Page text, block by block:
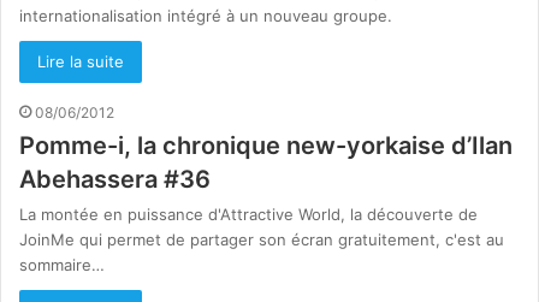
internationalisation intégré à un nouveau groupe.
Lire la suite
08/06/2012
Pomme-i, la chronique new-yorkaise d’Ilan
Abehassera #36
La montée en puissance d'Attractive World, la découverte de
JoinMe qui permet de partager son écran gratuitement, c'est au
sommaire…